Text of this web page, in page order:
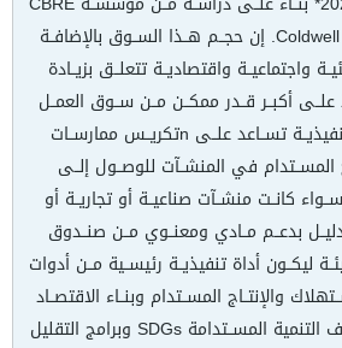
Coldwell Banker Richard Ellis. إن حجــم هــذا الســوق بالإضافــة
واجتماعيــة واقتصاديــة تتعلــق بزيــادة
علــى أكبــر قــدر ممكــن مــن ســوق العمــل
يحتــم وجــود أدوات تنفيذيــة تســاعد علــى nتكريــس ممارســات
المســتدام في المنشــآت للوصــول إلــى
المنشــآت الدائريــة، n ســواء كانــت منشــآت صناعيــة أو تجاريــة أو
بدعــم مــادي ومعنــوي مــن صنــدوق
ليكــون أداة تنفيذيــة رئيســية مــن أدوات
والإنتــاج المســتدام وبنــاء الاقتصــاد
الدائــري وتحقيــق أهــداف التنمية المســتدامة SDGs وبرامج التقليل